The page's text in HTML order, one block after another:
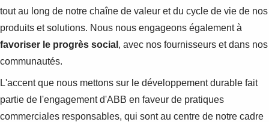
tout au long de notre chaîne de valeur et du cycle de vie de nos
produits et solutions. Nous nous engageons également à
favoriser le progrès social , avec nos fournisseurs et dans nos
communautés.
L'accent que nous mettons sur le développement durable fait
partie de l'engagement d'ABB en faveur de pratiques
commerciales responsables, qui sont au centre de notre cadre